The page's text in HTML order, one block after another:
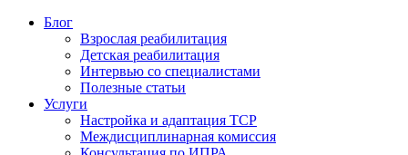
Блог
Взрослая реабилитация
Детская реабилитация
Интервью со специалистами
Полезные статьи
Услуги
Настройка и адаптация ТСР
Междисциплинарная комиссия